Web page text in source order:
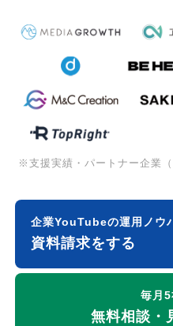
※支援実績・パートナー企業（
企業YouTubeの運用ノウ
資料請求をする
毎月5
無料相談・